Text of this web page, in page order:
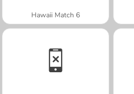
Hawaii Match 6